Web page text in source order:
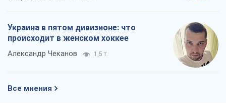
Украина в пятом дивизионе: что
происходит в женском хоккее
Александр Чеканов 1,5 т.
Все мнения